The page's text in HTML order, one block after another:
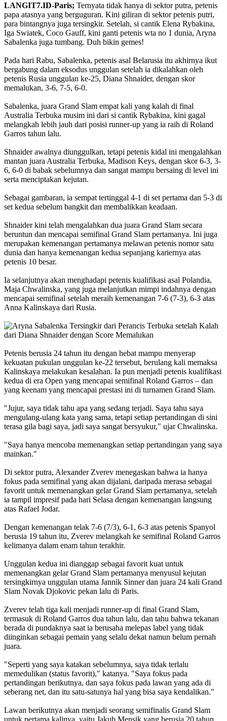
LANGIT7.ID-Paris; Ternyata tidak hanya di sektor putra, petenis
papa atasnya yang berguguran. Kini giliran di sektor petenis putri,
para bintangnya juga tersingkir. Setelah, si cantik Elena Rybakina,
Iga Swiatek, Coco Gauff, kini ganti petenis wta no 1 dunia, Aryna
Sabalenka juga tumbang. Duh bikin gemes!
Pada hari Rabu, Sabalenka, petenis asal Belarusia itu akhirnya ikut
bergabung dalam eksodus unggulan setelah ia dikalahkan oleh
petenis Rusia unggulan ke-25, Diana Shnaider, dengan skor
memalukan, 3-6, 7-5, 6-0.
Sabalenka, juara Grand Slam empat kali yang kalah di final
Australia Terbuka musim ini dari si cantik Rybakina, kini gagal
melangkah lebih jauh dari posisi runner-up yang ia raih di Roland
Garros tahun lalu.
Shnaider awalnya diunggulkan, tetapi petenis kidal ini mengalahkan
mantan juara Australia Terbuka, Madison Keys, dengan skor 6-3, 3-
6, 6-0 di babak sebelumnya dan sangat mampu bersaing di level ini
serta menciptakan kejutan.
Sebagai gambaran, ia sempat tertinggal 4-1 di set pertama dan 5-3 di
set kedua sebelum bangkit dan membalikkan keadaan.
Shnaider kini telah mengalahkan dua juara Grand Slam secara
beruntun dan mencapai semifinal Grand Slam pertamanya. Ini juga
merupakan kemenangan pertamanya melawan petenis nomor satu
dunia dan hanya kemenangan kedua sepanjang kariernya atas
petenis 10 besar.
Ia selanjutnya akan menghadapi petenis kualifikasi asal Polandia,
Maja Chwalinska, yang juga melanjutkan mimpi indahnya dengan
mencapai semifinal setelah meraih kemenangan 7-6 (7-3), 6-3 atas
Anna Kalinskaya dari Rusia.
Petenis berusia 24 tahun itu dengan hebat mampu menyerap
kekuatan pukulan unggulan ke-22 tersebut, berulang kali memaksa
Kalinskaya melakukan kesalahan. Ia pun menjadi petenis kualifikasi
kedua di era Open yang mencapai semifinal Roland Garros – dan
yang keenam yang mencapai prestasi ini di turnamen Grand Slam.
"Jujur, saya tidak tahu apa yang sedang terjadi. Saya tahu saya
mengulang-ulang kata yang sama, tetapi setiap pertandingan di sini
terasa gila bagi saya, jadi saya sangat bersyukur," ujar Chwalinska.
"Saya hanya mencoba memenangkan setiap pertandingan yang saya
mainkan."
Di sektor putra, Alexander Zverev menegaskan bahwa ia hanya
fokus pada semifinal yang akan dijalani, daripada merasa sebagai
favorit untuk memenangkan gelar Grand Slam pertamanya, setelah
ia tampil impresif pada hari Selasa dengan kemenangan langsung
atas Rafael Jodar.
Dengan kemenangan telak 7-6 (7/3), 6-1, 6-3 atas petenis Spanyol
berusia 19 tahun itu, Zverev melangkah ke semifinal Roland Garros
kelimanya dalam enam tahun terakhir.
Unggulan kedua ini dianggap sebagai favorit kuat untuk
memenangkan gelar Grand Slam pertamanya menyusul kejutan
tersingkirnya unggulan utama Jannik Sinner dan juara 24 kali Grand
Slam Novak Djokovic pekan lalu di Paris.
Zverev telah tiga kali menjadi runner-up di final Grand Slam,
termasuk di Roland Garros dua tahun lalu, dan tahu bahwa tekanan
berada di pundaknya saat ia berusaha melepas label yang tidak
diinginkan sebagai pemain yang selalu dekat namun belum pernah
juara.
"Seperti yang saya katakan sebelumnya, saya tidak terlalu
memedulikan (status favorit)," katanya. "Saya fokus pada
pertandingan berikutnya, dan saya fokus pada lawan yang ada di
seberang net, dan itu satu-satunya hal yang bisa saya kendalikan."
Lawan berikutnya akan menjadi seorang semifinalis Grand Slam
untuk pertama kalinya, yaitu Jakub Mensik yang berusia 20 tahun.